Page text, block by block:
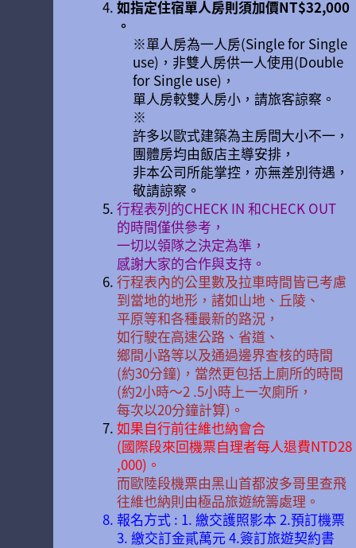
如指定住宿單人房則須加價NT$32,000
。
※單人房為一人房(Single for Single
use)，非雙人房供一人使用(Double
for Single use)，
單人房較雙人房小，請旅客諒察。
※
許多以歐式建築為主房間大小不一，
團體房均由飯店主導安排，
非本公司所能掌控，亦無差別待遇，
敬請諒察。
行程表列的CHECK IN 和CHECK OUT
的時間僅供參考，
一切以領隊之決定為準，
感謝大家的合作與支持。
行程表內的公里數及拉車時間皆已考慮
到當地的地形，諸如山地、丘陵、
平原等和各種最新的路況，
如行駛在高速公路、省道、
鄉間小路等以及通過邊界查核的時間
(約30分鐘)，當然更包括上廁所的時間
(約2小時〜2 .5小時上一次廁所，
每次以20分鐘計算)。
如果自行前往維也納會合
(國際段來回機票自理者每人退費NTD28
,000)。
而歐陸段機票由黑山首都波多哥里查飛
往維也納則由極品旅遊統籌處理。
報名方式 : 1. 繳交護照影本 2.預訂機票
3. 繳交訂金貳萬元 4.簽訂旅遊契約書